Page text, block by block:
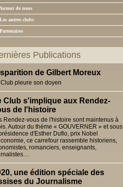
de nous
autres clubs
Publications
de Gilbert Moreux
Club pleure son doyen
Club s'implique aux Rendez-
de l'histoire
Rendez-vous de l'histoire sont maintenus à
Autour du thème « GOUVERNER » et sous
d'Esther Duflo, prix Nobel
ce carrefour rassemble historiens,
romanciers, enseignants,
une édition spéciale des
du Journalisme